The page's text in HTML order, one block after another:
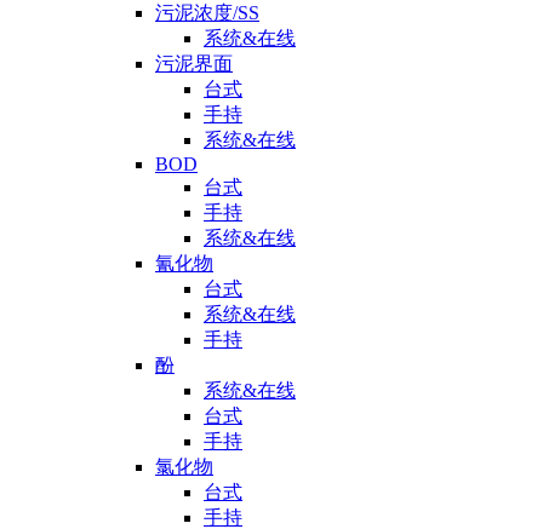
污泥浓度/SS
系统&在线
污泥界面
台式
手持
系统&在线
BOD
台式
手持
系统&在线
氰化物
台式
系统&在线
手持
酚
系统&在线
台式
手持
氯化物
台式
手持